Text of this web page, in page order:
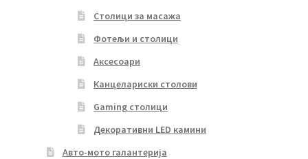
Столици за масажа
Фотељи и столици
Аксесоари
Канцелариски столови
Gaming столици
Декоративни LED камини
Авто-мото галантерија